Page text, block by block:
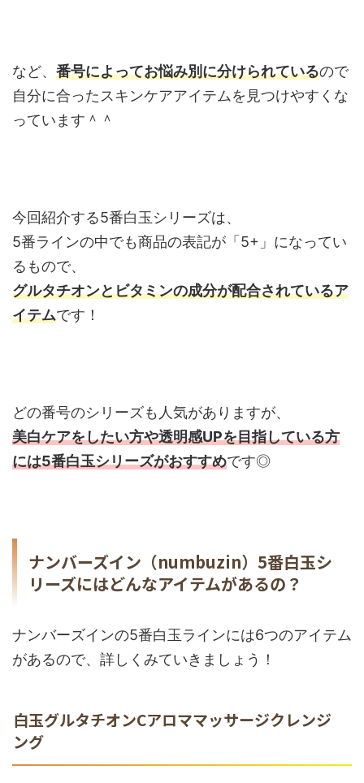
など、 番号によってお悩み別に分けられているので
自分に合ったスキンケアアイテムを見つけやすくな
っています＾＾
今回紹介する5番白玉シリーズは、
5番ラインの中でも商品の表記が「5+」になってい
るもので、
グルタチオンとビタミンの成分が配合されているア
イテムです！
どの番号のシリーズも人気がありますが、
美白ケアをしたい方や透明感UPを目指している方
には5番白玉シリーズがおすすめです◎
ナンバーズイン（numbuzin）5番白玉シ
リーズにはどんなアイテムがあるの？
ナンバーズインの5番白玉ラインには6つのアイテム
があるので、詳しくみていきましょう！
白玉グルタチオンCアロママッサージクレンジ
ング